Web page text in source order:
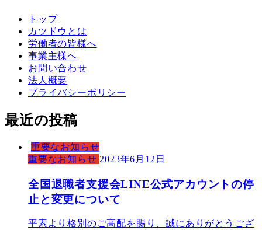
トップ
カツドウとは
労働者の皆様へ
事業主様へ
お問い合わせ
法人概要
プライバシーポリシー
最近の投稿
重要なお知らせ
重要なお知らせ 2023年6月12日
全国退職者支援会LINE公式アカウントの停
止と変更について
平素より格別のご高配を賜り、誠にありがとうござ